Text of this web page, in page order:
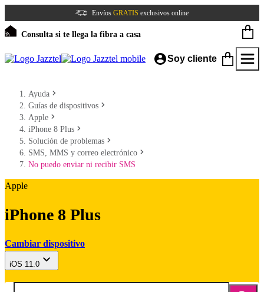
Envíos GRATIS exclusivos online
Consulta si te llega la fibra a casa
Soy cliente
Ayuda
Guías de dispositivos
Apple
iPhone 8 Plus
Solución de problemas
SMS, MMS y correo electrónico
No puedo enviar ni recibir SMS
Apple
iPhone 8 Plus
Cambiar dispositivo
iOS 11.0